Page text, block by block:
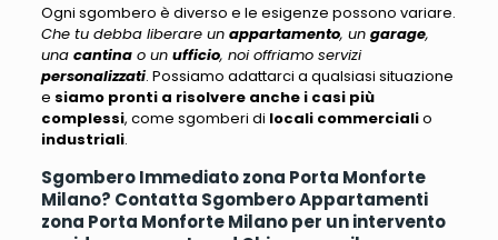
Ogni sgombero è diverso e le esigenze possono variare.
Che tu debba liberare un appartamento, un garage,
una cantinao un ufficio, noi offriamo servizi
personalizzati. Possiamo adattarci a qualsiasi situazione
e siamo pronti a risolvere anche i casi più
complessi, come sgomberi di locali commercialio
industriali.
Sgombero Immediato zona Porta Monforte
Milano? Contatta Sgombero Appartamenti
zona Porta Monforte Milano per un intervento